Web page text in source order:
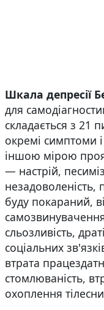
Шкала депресії
для
складається з 21
окремі симптоми
іншою мірою
— настрій,
буду покараний,
сльозливість,
соціальних
втрата
стомлюваність,
охоплення